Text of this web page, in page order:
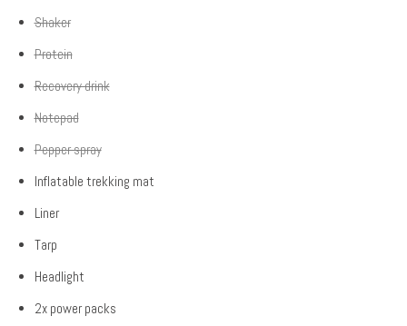
Shaker
Protein
Recovery drink
Notepad
Pepper spray
Inflatable trekking mat
Liner
Tarp
Headlight
2x power packs